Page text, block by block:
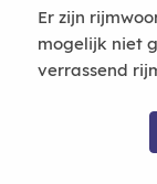
Er zijn
mogelijk niet
verrassend